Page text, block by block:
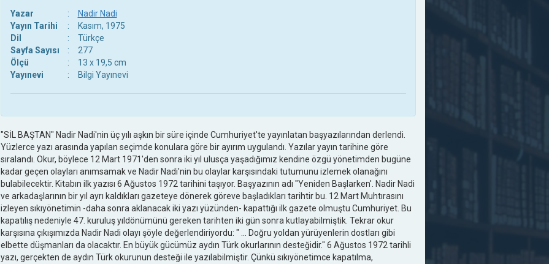
Yazar :
Nadir Nadi
Yayın Tarihi
:
Kasım, 1975
Dil
:
Türkçe
Sayfa Sayısı
:
277
Ölçü
:
13 x 19,5 cm
Yayınevi
: Bilgi Yayınevi
"SİL BAŞTAN" Nadir Nadi'nin üç yılı aşkın bir süre içinde Cumhuriyet'te yayınlatan başyazılarından derlendi.
Yüzlerce yazı arasında yapılan seçimde konulara göre bir ayırım uygulandı. Yazılar yayın tarihine göre
sıralandı. Okur, böylece 12 Mart 1971'den sonra iki yıl ulusça yaşadığımız kendine özgü yönetimden bugüne
kadar geçen olayları anımsamak ve Nadir Nadi'nin bu olaylar karşısındaki tutumunu izlemek olanağını
bulabilecektir. Kitabın ilk yazısı 6 Ağustos 1972 tarihini taşıyor. Başyazının adı "Yeniden Başlarken'. Nadir Nadi
ve arkadaşlarının bir yıl ayrı kaldıkları gazeteye dönerek göreve başladıkları tarihtir bu. 12 Mart Muhtırasını
izleyen sıkıyönetimin -daha sonra aklanacak iki yazı yüzünden- kapattığı ilk gazete olmuştu Cumhuriyet. Bu
kapatılış nedeniyle 47. kuruluş yıldönümünü gereken tarihten iki gün sonra kutlayabilmiştik. Tekrar okur
karşısına çıkışımızda Nadir Nadi olayı şöyle değerlendiriyordu: " ... Doğru yoldan yürüyenlerin dostları gibi
elbette düşmanları da olacaktır. En büyük gücümüz aydın Türk okurlarının desteğidir." 6 Ağustos 1972 tarihli
yazı, gerçekten de aydın Türk okurunun desteği ile yazılabilmiştir. Çünkü sıkıyönetimce kapatılma,